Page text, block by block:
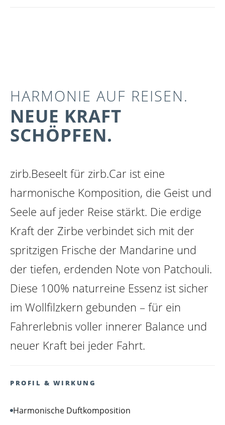
HARMONIE AUF REISEN.
NEUE KRAFT
SCHÖPFEN.
zirb.Beseelt für zirb.Car ist eine
harmonische Komposition, die Geist und
Seele auf jeder Reise stärkt. Die erdige
Kraft der Zirbe verbindet sich mit der
spritzigen Frische der Mandarine und
der tiefen, erdenden Note von Patchouli.
Diese 100% naturreine Essenz ist sicher
im Wollfilzkern gebunden – für ein
Fahrerlebnis voller innerer Balance und
neuer Kraft bei jeder Fahrt.
PROFIL & WIRKUNG
Harmonische Duftkomposition